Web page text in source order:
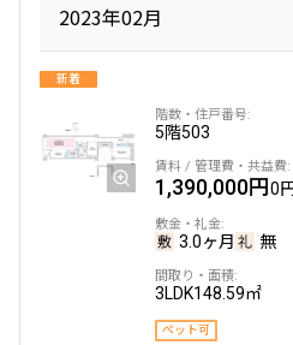
2023年02月
新着
5階503
1,390,000円0円
3.0ヶ月 無
3LDK148.59㎡
ペット可